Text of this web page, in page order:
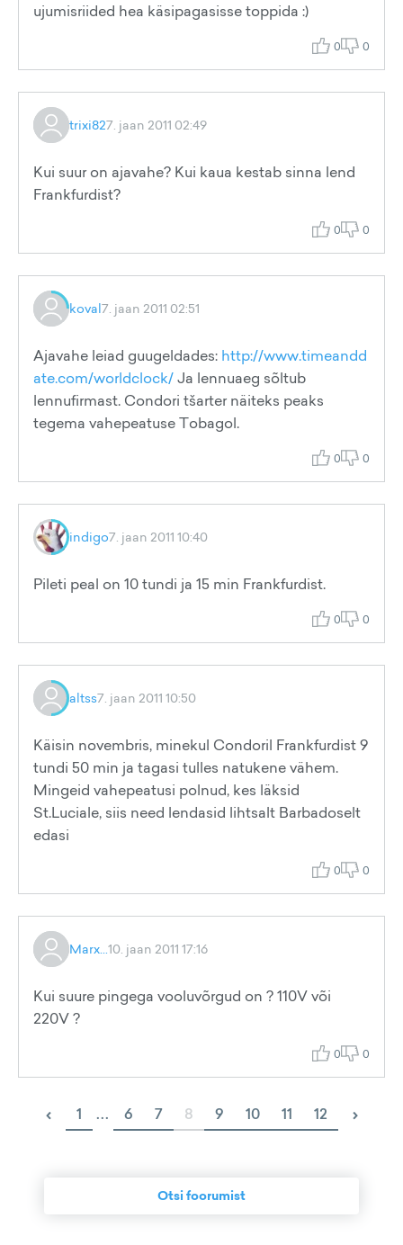
ujumisriided hea käsipagasisse toppida :)
0 0
trixi827. jaan 2011 02:49
Kui suur on ajavahe? Kui kaua kestab sinna lend
Frankfurdist?
0 0
koval7. jaan 2011 02:51
Ajavahe leiad guugeldades: http://www.timeandd
ate.com/worldclock/Ja lennuaeg sõltub
lennufirmast. Condori tšarter näiteks peaks
tegema vahepeatuse Tobagol.
0 0
indigo7. jaan 2011 10:40
Pileti peal on 10 tundi ja 15 min Frankfurdist.
0 0
altss7. jaan 2011 10:50
Käisin novembris, minekul Condoril Frankfurdist 9
tundi 50 min ja tagasi tulles natukene vähem.
Mingeid vahepeatusi polnud, kes läksid
St.Luciale, siis need lendasid lihtsalt Barbadoselt
edasi
0 0
Marx...10. jaan 2011 17:16
Kui suure pingega vooluvõrgud on ? 110V või
220V ?
0 0
‹ 1 ... 6 7 8 9 10 11 12 ›
Otsi foorumist